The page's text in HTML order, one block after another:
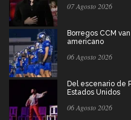
07 Agosto 2026
Borregos CCM
americano
06 Agosto 2026
Del escenario de
Estados Unidos
06 Agosto 2026